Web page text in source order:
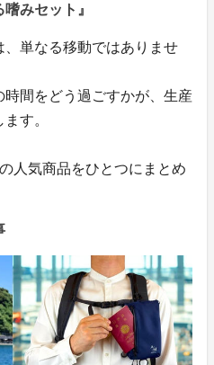
みセット』
単なる移動ではありませ
間をどう過ごすかが、生産
す。
人気商品をひとつにまとめ